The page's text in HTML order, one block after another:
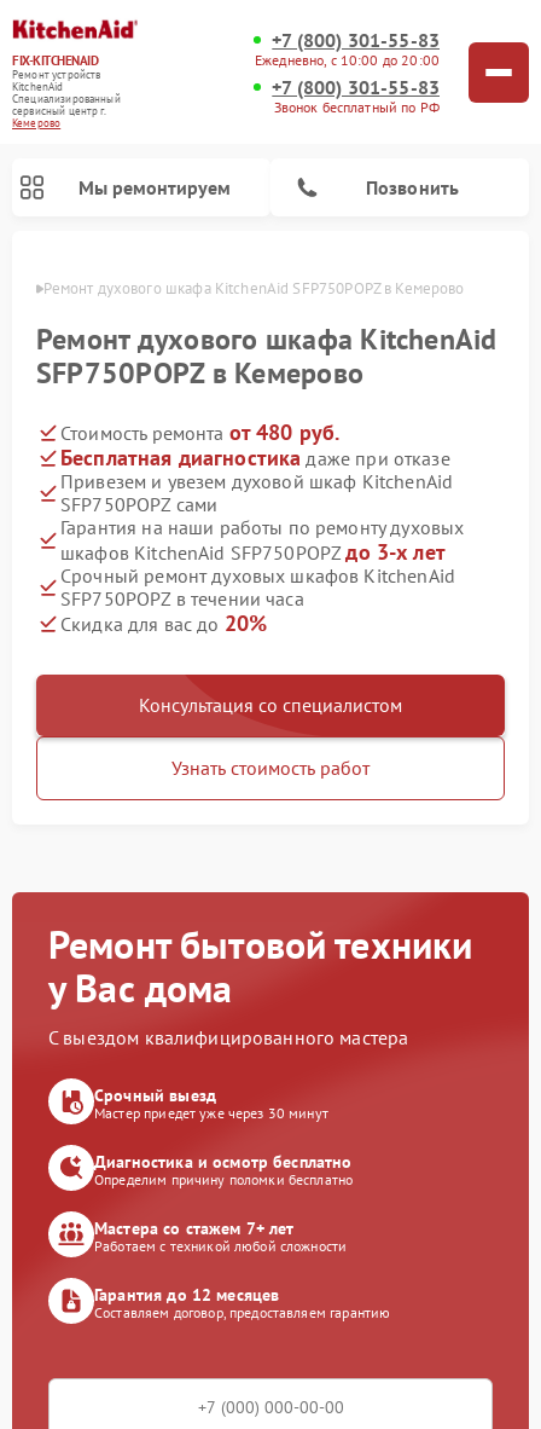
FIX-KITCHENAID
Ремонт устройств
KitchenAid
Специализированный
cервисный центр г.
Кемерово
+7 (800) 301-55-83
Ежедневно, с 10:00 до 20:00
+7 (800) 301-55-83
Звонок бесплатный по РФ
Мы ремонтируем Позвонить
Ремонт духового шкафа KitchenAid SFP750POPZ в Кемерово
Ремонт духового шкафа KitchenAid
SFP750POPZ в Кемерово
Стоимость ремонта от 480 руб.
Бесплатная диагностика даже при отказе
Привезем и увезем духовой шкаф KitchenAid
SFP750POPZ сами
Гарантия на наши работы по ремонту духовых
шкафов KitchenAid SFP750POPZдо 3-х лет
Срочный ремонт духовых шкафов KitchenAid
SFP750POPZ в течении часа
Скидка для вас до 20%
Консультация со специалистом
Узнать стоимость работ
Ремонт бытовой техники
у Вас дома
С выездом квалифицированного мастера
Срочный выезд
Мастер приедет уже через 30 минут
Диагностика и осмотр бесплатно
Определим причину поломки бесплатно
Мастера со стажем 7+ лет
Работаем с техникой любой сложности
Гарантия до 12 месяцев
Составляем договор, предоставляем гарантию